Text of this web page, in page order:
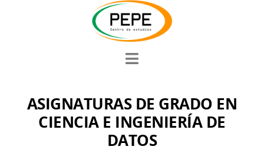
ASIGNATURAS DE GRADO EN
CIENCIA E INGENIERÍA DE
DATOS